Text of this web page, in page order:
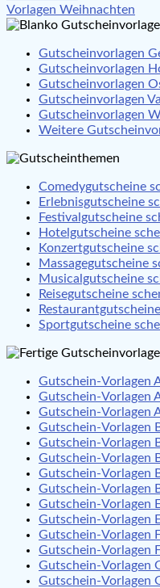
size
Beitragsnavigation
Vorlagen Weihnachten
Gutscheinvorlagen
Gutscheinvorlagen
Gutscheinvorlagen
Gutscheinvorlagen
Gutscheinvorlagen
Weitere
Comedygutscheine
Erlebnisgutscheine
Festivalgutscheine
Hotelgutscheine
Konzertgutscheine
Massagegutscheine
Musicalgutscheine
Reisegutscheine
Sportgutscheine
Gutschein-Vorlagen
Gutschein-Vorlagen
Gutschein-Vorlagen
Gutschein-Vorlagen
Gutschein-Vorlagen
Gutschein-Vorlagen
Gutschein-Vorlagen
Gutschein-Vorlagen
Gutschein-Vorlagen
Gutschein-Vorlagen
Gutschein-Vorlagen
Gutschein-Vorlagen
Gutschein-Vorlagen
Gutschein-Vorlagen